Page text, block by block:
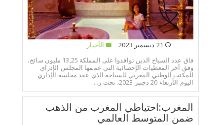
الأخبار
فاق عدد السياح الذين توافدوا على المملكة 13,25 مليون سائح،
وفق آخر المعطيات الإحصائية التي عممها المجلس الإدراي
للمكتب الوطني المغربي للسياحة الذي عقد مجلسه الإداري
اليوم الأربعاء 20 دجنبر 2023، تحت ر...
المغرب:احتياطي المغرب من الذهب
ضمن المتوسط العالمي